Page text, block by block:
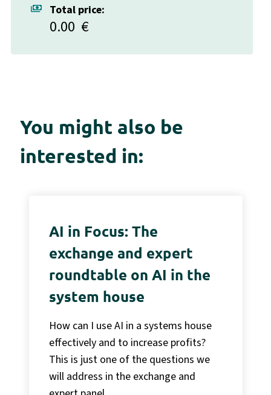
payments Total price:
0.00 €
You might also be
interested in:
AI in Focus: The
exchange and expert
roundtable on AI in the
system house
How can I use AI in a systems house
effectively and to increase profits?
This is just one of the questions we
will address in the exchange and